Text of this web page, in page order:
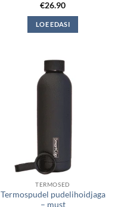
€26.90
LOE EDASI
TERMOSED
Termospudel pudelihoidjaga
– must